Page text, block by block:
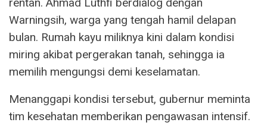
Warningsih, warga yang tengah hamil delapan
bulan. Rumah kayu miliknya kini dalam kondisi
miring akibat pergerakan tanah, sehingga ia
memilih mengungsi demi keselamatan.
Menanggapi kondisi tersebut, gubernur meminta
tim kesehatan memberikan pengawasan intensif.